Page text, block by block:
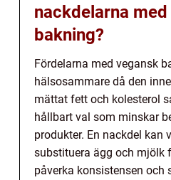
nackdelarna
bakning?
Fördelarna med vegansk
hälsosammare då den
mättat fett och kolesterol
hållbart val som minskar
produkter. En nackdel kan
substituera ägg och mjölk
påverka konsistensen och